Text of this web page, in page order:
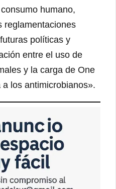
humano,
reglamentaciones
políticas y
entre el uso de
y la carga de One
los antimicrobianos».